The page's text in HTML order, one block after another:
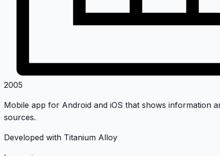
2005
Mobile app for Android and iOS that shows information
sources.
Developed with Titanium Alloy